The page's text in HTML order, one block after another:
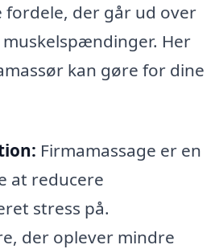
der går ud over
Her
kan gøre for dine
Firmamassage er en
at reducere
stress på.
der oplever mindre